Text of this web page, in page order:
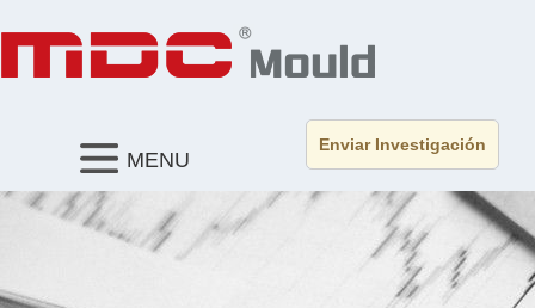
Enviar Investigación
MENU